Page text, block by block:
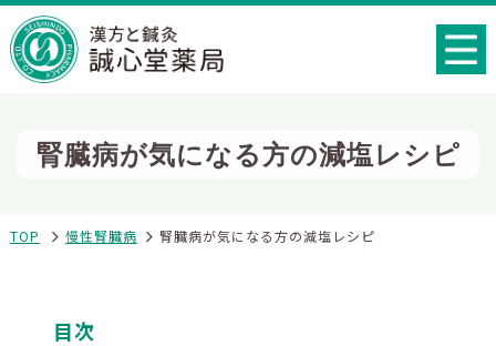
腎臓病が気になる方の減塩レシピ
TOP 慢性腎臓病 腎臓病が気になる方の減塩レシピ
目次